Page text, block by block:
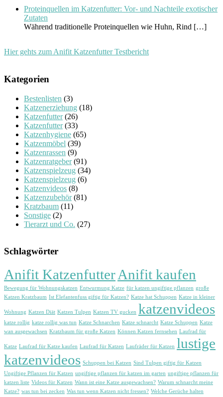
Proteinquellen im Katzenfutter: Vor- und Nachteile exotischer
Zutaten
Während traditionelle Proteinquellen wie Huhn, Rind […]
Hier gehts zum Anifit Katzenfutter Testbericht
Kategorien
Bestenlisten (3)
Katzenerziehung (18)
Katzenfutter(26)
Katzenfutter(33)
Katzenhygiene (65)
Katzenmöbel (39)
Katzenrassen (9)
Katzenratgeber(91)
Katzenspielzeug (34)
Katzenspielzeug (6)
Katzenvideos (8)
Katzenzubehör(81)
Kratzbaum (11)
Sonstige (2)
Tierarzt und Co. (27)
Schlagwörter
Anifit KatzenfutterAnifit kaufen
Bewegung für Wohnungskatzen Entwurmung Katze für katzen ungiftige pflanzen große
Katzen Kratzbaum Ist Elefantenfuss giftig für Katzen? Katze hat Schuppen Katze in kleiner
Wohnung Katzen Diät Katzen Tulpen Katzen TV gucken katzenvideos
katze rollig katze rollig was tun Katze Schnarchen Katze schnarcht Katze Schuppen Katze
wan ausgewachsen Kratzbaum für große Katzen Können Katzen fernsehen Laufrad für
Katze Laufrad für Katze kaufen Laufrad für Katzen Laufräder für Katzen lustige
katzenvideos Schuppen bei Katzen Sind Tulpen giftig für Katzen
Ungiftige Pflanzen für Katzen ungiftige pflanzen für katzen im garten ungiftige pflanzen für
katzen liste Videos für Katzen Wann ist eine Katze ausgewachsen? Warum schnarcht meine
Katze? was tun bei zecken Was tun wenn Katzen nicht fressen? Welche Gerüche halten